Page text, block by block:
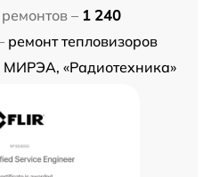
– 1 240
ремонт тепловизоров
МИРЭА, «Радиотехника»